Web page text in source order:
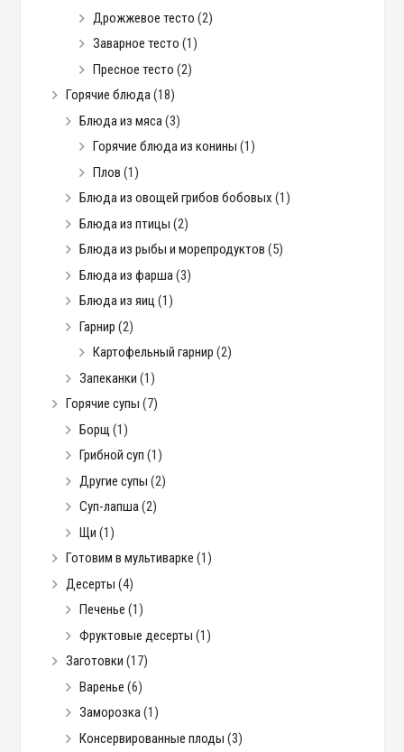
Дрожжевое тесто (2)
Заварное тесто (1)
Пресное тесто (2)
Горячие блюда(18)
Блюда из мяса(3)
Горячие блюда из конины (1)
Плов (1)
Блюда из овощей грибов бобовых (1)
Блюда из птицы (2)
Блюда из рыбы и морепродуктов (5)
Блюда из фарша(3)
Блюда из яиц (1)
Гарнир (2)
Картофельный гарнир (2)
Запеканки (1)
Горячие супы (7)
Борщ (1)
Грибной суп (1)
Другие супы (2)
Суп-лапша(2)
Щи (1)
Готовим в мультиварке (1)
Десерты (4)
Печенье (1)
Фруктовые десерты (1)
Заготовки (17)
Варенье (6)
Заморозка(1)
Консервированные плоды (3)